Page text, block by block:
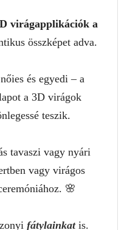
virágapplikációk a
összképet adva.
és egyedi – a
a 3D virágok
teszik.
tavaszi vagy nyári
vagy virágos
🌸
fátylainkat is.